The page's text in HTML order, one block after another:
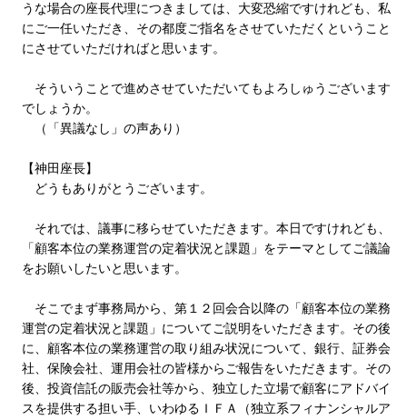
うな場合の座長代理につきましては、大変恐縮ですけれども、私
にご一任いただき、その都度ご指名をさせていただくということ
にさせていただければと思います。
そういうことで進めさせていただいてもよろしゅうございます
でしょうか。
（「異議なし」の声あり）
【神田座長】
どうもありがとうございます。
それでは、議事に移らせていただきます。本日ですけれども、
「顧客本位の業務運営の定着状況と課題」をテーマとしてご議論
をお願いしたいと思います。
そこでまず事務局から、第１２回会合以降の「顧客本位の業務
運営の定着状況と課題」についてご説明をいただきます。その後
に、顧客本位の業務運営の取り組み状況について、銀行、証券会
社、保険会社、運用会社の皆様からご報告をいただきます。その
後、投資信託の販売会社等から、独立した立場で顧客にアドバイ
スを提供する担い手、いわゆるＩＦＡ（独立系フィナンシャルア